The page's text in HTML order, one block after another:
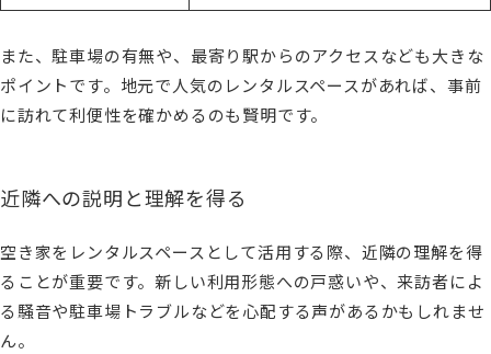
また、駐車場の有無や、最寄り駅からのアクセスなども大きな
ポイントです。地元で人気のレンタルスペースがあれば、事前
に訪れて利便性を確かめるのも賢明です。
近隣への説明と理解を得る
空き家をレンタルスペースとして活用する際、近隣の理解を得
ることが重要です。新しい利用形態への戸惑いや、来訪者によ
る騒音や駐車場トラブルなどを心配する声があるかもしれませ
ん。